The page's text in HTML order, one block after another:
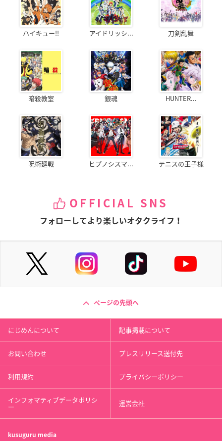
ハイキュー!! アイドリッシ... 刀剣乱舞
暗殺教室 銀魂 HUNTER...
呪術廻戦 ヒプノシスマ... テニスの王子様
OFFICIAL SNS
フォローしてより楽しいオタクライフ！
ページの先頭へ
にじめんについて 記事掲載について
お問い合わせ プレスリリース送付先
利用規約 プライバシーポリシー
インフォマティブデータポリシ
ー 運営会社
kusuguru media